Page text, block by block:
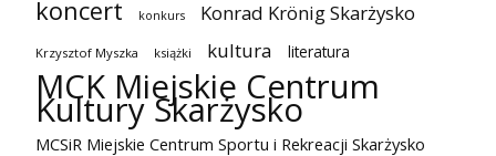
koncert konkurs Konrad Krönig Skarżysko
Krzysztof Myszka książki kultura literatura
MCK Miejskie Centrum
Kultury Skarżysko
MCSiR Miejskie Centrum Sportu i Rekreacji Skarżysko